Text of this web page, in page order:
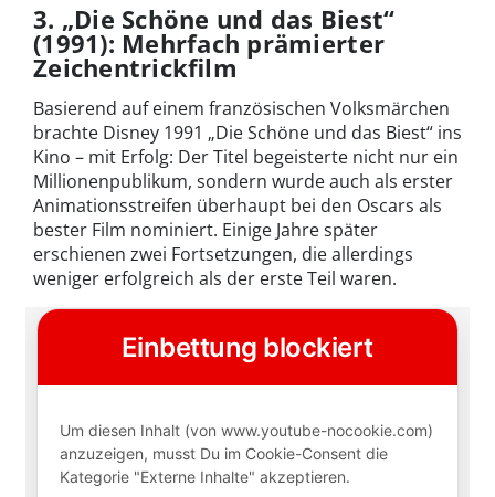
3. „Die Schöne und das Biest“
(1991): Mehrfach prämierter
Zeichentrickfilm
Basierend auf einem französischen Volksmärchen
brachte Disney 1991 „Die Schöne und das Biest“ ins
Kino – mit Erfolg: Der Titel begeisterte nicht nur ein
Millionenpublikum, sondern wurde auch als erster
Animationsstreifen überhaupt bei den Oscars als
bester Film nominiert. Einige Jahre später
erschienen zwei Fortsetzungen, die allerdings
weniger erfolgreich als der erste Teil waren.